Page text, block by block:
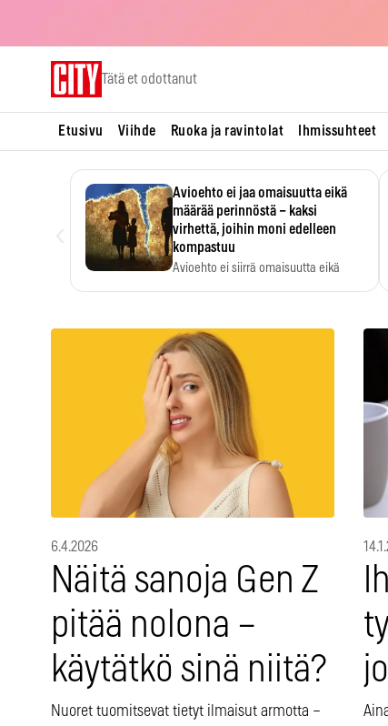
Tätä et odottanut
Etusivu Viihde Ruoka ja ravintolat Ihmissuhteet
Avioehto ei jaa omaisuutta eikä
määrää perinnöstä – kaksi
virhettä, joihin moni edelleen
kompastuu
Avioehto ei siirrä omaisuutta eikä
6.4.2026
Näitä sanoja Gen Z
pitää nolona –
käytätkö sinä niitä?
Nuoret tuomitsevat tietyt ilmaisut armotta –